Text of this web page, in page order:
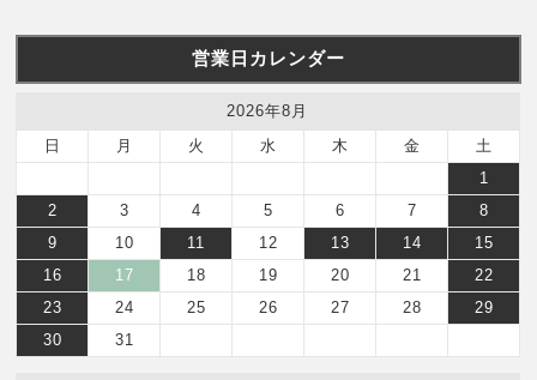
営業日カレンダー
2026年8月
日
月 火 水 木 金
土
1
2
3 4 5 6 7
8
9
10 11 12 13 14
15
16
17 18 19 20 21
22
23
24 25 26 27 28
29
30
31